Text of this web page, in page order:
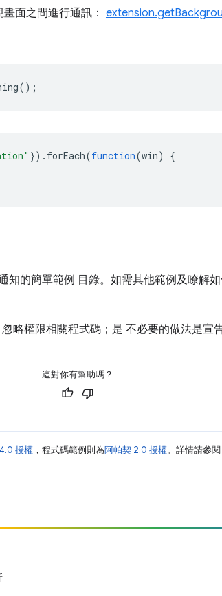
面之間進行通訊：
();
}). forEach(function(win)
{
知的簡單範例 目錄。如需其他範例及瞭解
忽略權限相關程式碼；是 不必要的做法是宣
這對你有幫助嗎？
授權 ，程式碼範例則為阿帕契 2.0 授權。詳情請參